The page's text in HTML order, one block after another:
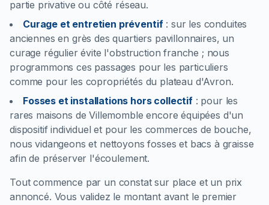
partie privative ou côté réseau.
Curage et entretien préventif: sur les conduites
anciennes en grès des quartiers pavillonnaires, un
curage régulier évite l'obstruction franche ; nous
programmons ces passages pour les particuliers
comme pour les copropriétés du plateau d'Avron.
Fosses et installations hors collectif: pour les
rares maisons de Villemomble encore équipées d'un
dispositif individuel et pour les commerces de bouche,
nous vidangeons et nettoyons fosses et bacs à graisse
afin de préserver l'écoulement.
Tout commence par un constat sur place et un prix
annoncé. Vous validez le montant avant le premier